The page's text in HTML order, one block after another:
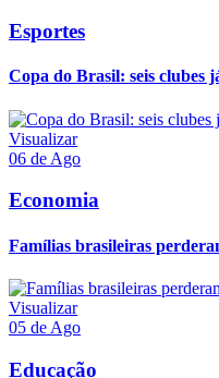
Esportes
Copa do Brasil: seis clubes
Visualizar
06 de Ago
Economia
Famílias brasileiras
Visualizar
05 de Ago
Educação